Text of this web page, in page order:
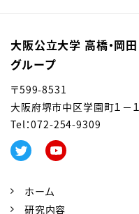
大阪公立大学 高橋・岡
グループ
〒599-8531
大阪府堺市中区学園町１－１
Tel：072-254-9309
ホーム
研究内容